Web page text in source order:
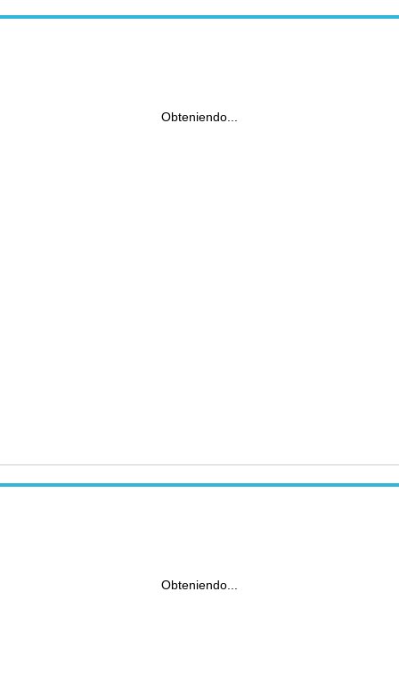
Obteniendo...
Obteniendo...